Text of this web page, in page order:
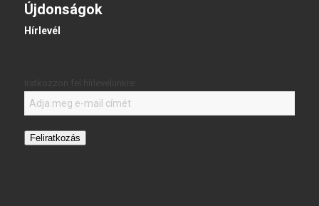
Újdonságok
Hírlevél
Feliratkozás